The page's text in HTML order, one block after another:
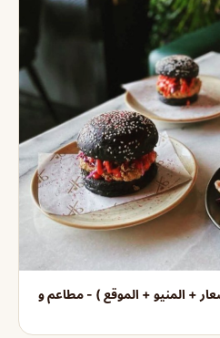
+ المنيو + الموقع ) - مطاعم و